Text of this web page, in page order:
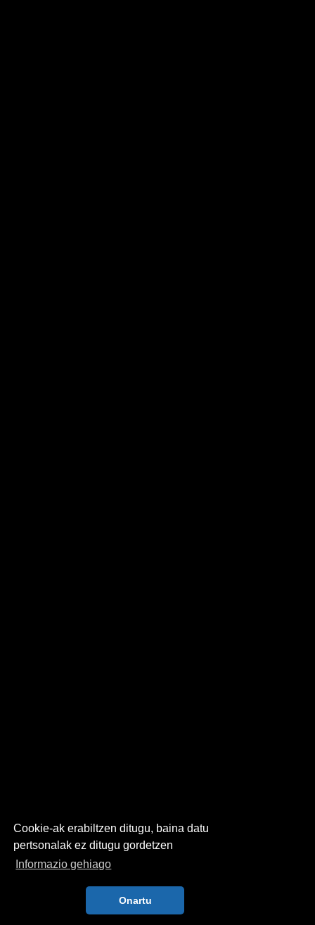
Cookie-ak erabiltzen ditugu, baina datu
pertsonalak ez ditugu gordetzen
Informazio gehiago
Onartu